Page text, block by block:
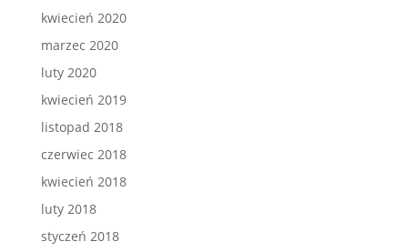
kwiecień 2020
marzec 2020
luty 2020
kwiecień 2019
listopad 2018
czerwiec 2018
kwiecień 2018
luty 2018
styczeń 2018